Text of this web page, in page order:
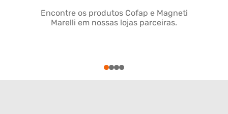
Encontre os produtos Cofap e Magneti
Marelli em nossas lojas parceiras.
1234